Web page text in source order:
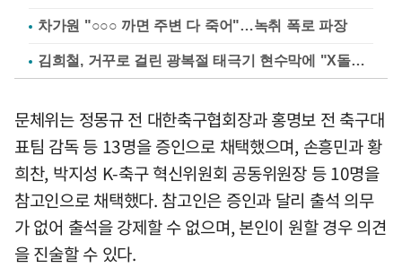
차가원 "○○○ 까면 주변 다 죽어"…녹취 폭로 파장
김희철, 거꾸로 걸린 광복절 태극기 현수막에 "X돌았네"
문체위는 정몽규 전 대한축구협회장과 홍명보 전 축구대
표팀 감독 등 13명을 증인으로 채택했으며, 손흥민과 황
희찬, 박지성 K-축구 혁신위원회 공동위원장 등 10명을
참고인으로 채택했다. 참고인은 증인과 달리 출석 의무
가 없어 출석을 강제할 수 없으며, 본인이 원할 경우 의견
을 진술할 수 있다.